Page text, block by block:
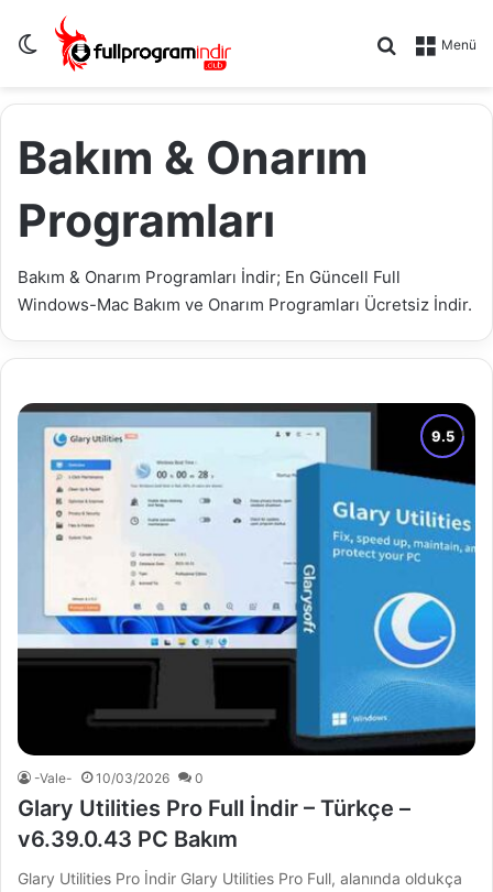
Dış görünümü değiştir Menü
Arama yap
Bakım & Onarım
Programları
Bakım & Onarım Programları İndir; En Güncell Full
Windows-Mac Bakım ve Onarım Programları Ücretsiz İndir.
-Vale- 10/03/2026 0
Glary Utilities Pro Full İndir – Türkçe –
v6.39.0.43 PC Bakım
Glary Utilities Pro İndir Glary Utilities Pro Full, alanında oldukça